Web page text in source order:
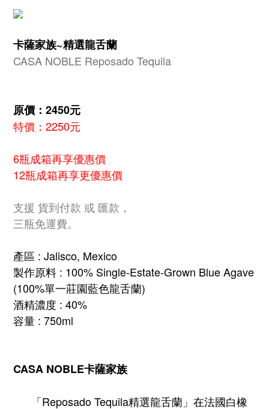
卡薩家族~精選龍舌蘭
CASA NOBLE Reposado Tequila
原價：2450元
特價：2250元
6瓶成箱再享優惠價
12瓶成箱再享更優惠價
支援 貨到付款 或 匯款，
三瓶免運費。
產區 : Jalisco, Mexico
製作原料 : 100% Single-Estate-Grown Blue Agave
(100%單一莊園藍色龍舌蘭)
酒精濃度 : 40%
容量 : 750ml
CASA NOBLE卡薩家族